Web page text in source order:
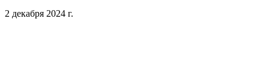
2 декабря 2024 г.